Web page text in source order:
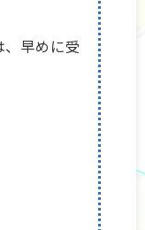
、早めに受